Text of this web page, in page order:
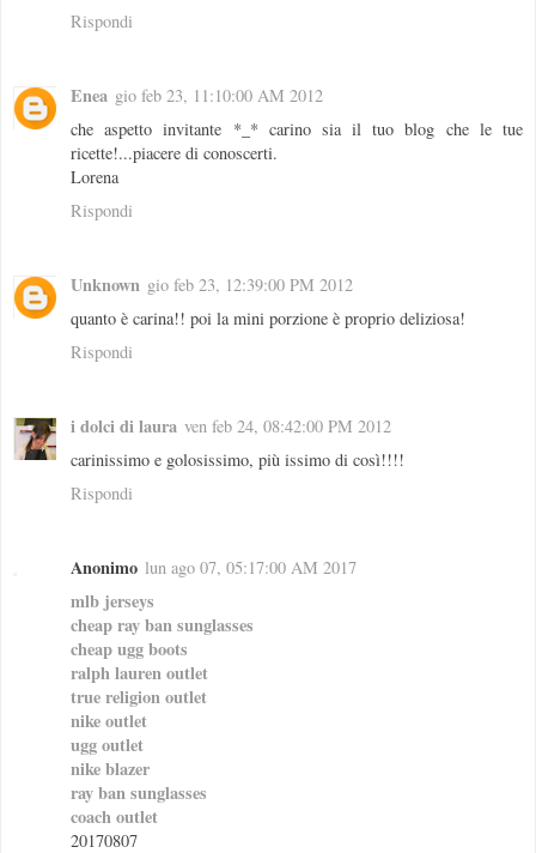
Rispondi
Enea gio feb 23, 11:10:00 AM 2012
che aspetto invitante *_* carino sia il tuo blog che le tue
ricette!...piacere di conoscerti.
Lorena
Rispondi
Unknown gio feb 23, 12:39:00 PM 2012
quanto è carina!! poi la mini porzione è proprio deliziosa!
Rispondi
i dolci di laura ven feb 24, 08:42:00 PM 2012
carinissimo e golosissimo, più issimo di così!!!!
Rispondi
Anonimo lun ago 07, 05:17:00 AM 2017
mlb jerseys
cheap ray ban sunglasses
cheap ugg boots
ralph lauren outlet
true religion outlet
nike outlet
ugg outlet
nike blazer
ray ban sunglasses
coach outlet
20170807